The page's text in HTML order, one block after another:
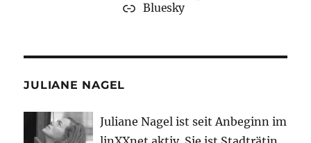
Bluesky
JULIANE NAGEL
Juliane Nagel ist seit Anbeginn im